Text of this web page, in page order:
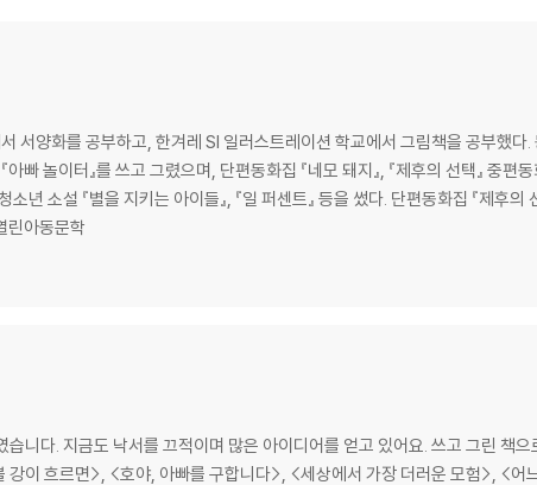
양화를 공부하고, 한겨레 SI 일러스트레이션 학교에서 그림책을 공부했다. 동
놀이터』를 쓰고 그렸으며, 단편동화집 『네모 돼지』, 『제후의 선택』 중편동
청소년 소설 『별을 지키는 아이들』, 『일 퍼센트』 등을 썼다. 단편동화집 『제
린아동문학
니다. 지금도 낙서를 끄적이며 많은 아이디어를 얻고 있어요. 쓰고 그린 책
이 흐르면>, <호야, 아빠를 구합니다>, <세상에서 가장 더러운 모험>, <어